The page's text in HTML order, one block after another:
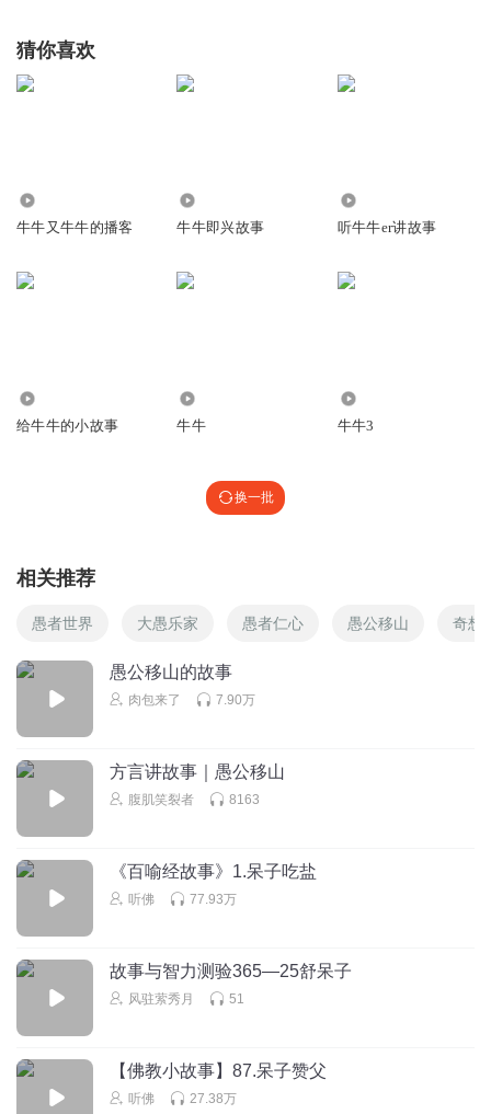
猜你喜欢
牛牛又牛牛的播客 牛牛即兴故事 听牛牛er讲故事
给牛牛的小故事 牛牛 牛牛3
换一批
相关推荐
愚者世界 大愚乐家 愚者仁心 愚公移山 奇想
愚公移山的故事
肉包来了 7.90万
方言讲故事｜愚公移山
腹肌笑裂者 8163
《百喻经故事》1.呆子吃盐
听佛 77.93万
故事与智力测验365—25舒呆子
风驻萦秀月 51
【佛教小故事】87.呆子赞父
听佛 27.38万